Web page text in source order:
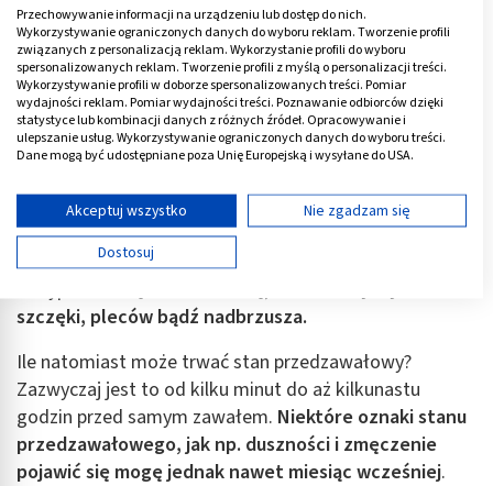
uczucie kołatania serca,
zawroty głowy,
mdłości, a czasem wymioty.
Jakie ciśnienie towarzyszy stanowi przedzawałowemu?
Mogą wystąpić zaburzenia, tj. jego nagły wzrost lub
spadek, ale zdarza się też, że pozostaje ono
prawidłowe mimo niedotlenienia serca.
U kobiet stan przedzawałowy może objawiać się
szczęki, pleców bądź nadbrzusza.
Ile natomiast może trwać stan przedzawałowy?
Zazwyczaj jest to od kilku minut do aż kilkunastu
godzin przed samym zawałem. Niektóre oznaki stanu
przedzawałowego, jak np. duszności i zmęczenie
pojawić się mogę jednak nawet miesiąc wcześniej.
Przechowywanie informacji na urządzeniu lub dostęp do nich.
Wykorzystywanie ograniczonych danych do wyboru reklam. Tworzenie profili
związanych z personalizacją reklam. Wykorzystanie profili do wyboru
spersonalizowanych reklam. Tworzenie profili z myślą o personalizacji treści.
Wykorzystywanie profili w doborze spersonalizowanych treści. Pomiar
wydajności reklam. Pomiar wydajności treści. Poznawanie odbiorców dzięki
statystyce lub kombinacji danych z różnych źródeł. Opracowywanie i
ulepszanie usług. Wykorzystywanie ograniczonych danych do wyboru treści.
Dane mogą być udostępniane poza Unię Europejską i wysyłane do USA.
Wyświetl listę partnerów (11 dostawców IAB)
Używamy Twoich danych w następujących celach:
Cele przetwarzania IAB:
Przechowywanie informacji na urządzeniu lub
dostęp do nich
Wykorzystywanie ograniczonych danych do
wyboru reklam
Tworzenie profili w celu spersonalizowanych
reklam
Akceptuj wszystko
Nie zgadzam się
Dostosuj